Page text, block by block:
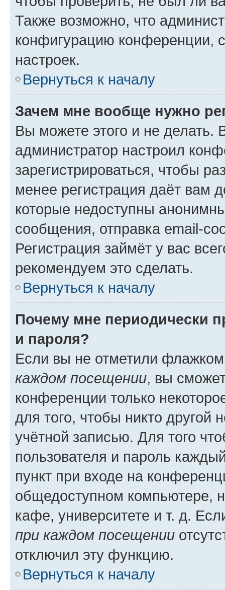
Также возможно, что
конфигурацию конференции,
настроек.
Вернуться к началу
Зачем мне вообще нужно
Вы можете этого и не делать.
администратор настроил
зарегистрироваться, чтобы
менее регистрация даёт вам
которые недоступны
сообщения, отправка email-
Регистрация займёт у вас
рекомендуем это сделать.
Вернуться к началу
Почему мне периодически
и пароля?
Если вы не отметили
каждом посещении, вы
конференции только
для того, чтобы никто другой
учётной записью. Для того
пользователя и пароль
пункт при входе на
общедоступном компьютере,
кафе, университете и т. д.
при каждом посещении
отключил эту функцию.
Вернуться к началу